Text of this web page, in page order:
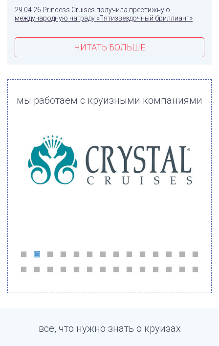
29.04.26 Princess Cruises получила престижную
международную награду «Пятизвездочный бриллиант»
ЧИТАТЬ БОЛЬШЕ
мы работаем с круизными компаниями
все, что нужно знать о круизах